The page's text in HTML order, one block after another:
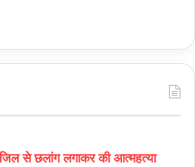
से छलांग लगाकर की आत्महत्या